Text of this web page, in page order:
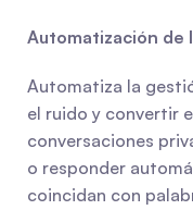
Automatización de
Automatiza la
el ruido y convertir
conversaciones
o responder
coincidan con